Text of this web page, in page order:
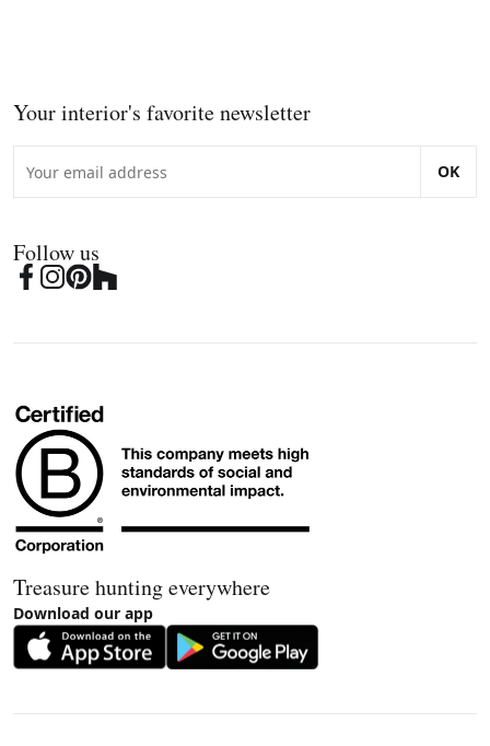
Your interior's favorite newsletter
OK
Follow us
Treasure hunting everywhere
Download our app